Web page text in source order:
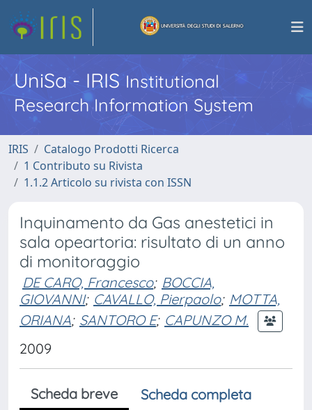
UniSa - IRISInstitutional
Research Information System
IRIS
Catalogo Prodotti Ricerca
1 Contributo su Rivista
1.1.2 Articolo su rivista con ISSN
Inquinamento da Gas anestetici in
sala opeartoria: risultato di un anno
di monitoraggio
DE CARO, Francesco; BOCCIA,
GIOVANNI; CAVALLO, Pierpaolo; MOTTA,
ORIANA; SANTORO E; CAPUNZO M.
2009
Scheda breve
Scheda completa